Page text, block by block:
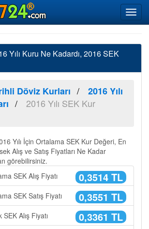
Yılı Kuru Ne Kadardı, 2016 SEK
Döviz Kurları
2016 Yılı
2016 Yılı SEK Kur
Yılı İçin Ortalama SEK Kur Değeri, En
Alış ve Satış Fiyatları Ne Kadar
görebilirsiniz.
0,3514 TL
SEK Alış Fiyatı
0,3551 TL
SEK Satış Fiyatı
0,3361 TL
Alış Fiyatı